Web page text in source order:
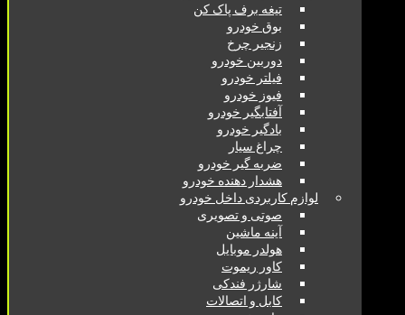
تیغه برف پاک کن
بوق خودرو
زنجیر چرخ
دوربین خودرو
فیلتر خودرو
فیوز خودرو
آفتابگیر خودرو
بادگیر خودرو
چراغ سیار
ضربه گیر خودرو
هشدار دهنده خودرو
لوازم کاربردی داخل خودرو
صوتی و تصویری
آینه ماشین
هولدر موبایل
کاور ریموت
شارژر فندکی
کابل و اتصالات